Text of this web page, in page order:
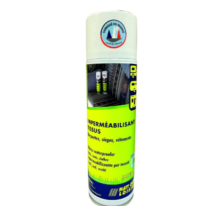
IMPERMEABILISANT
IMPERMEABILISANT TISSUS
Application facile par simple imprégnation des supports
et fibres textiles naturelles ou synthétiques. Action
rapide - Ne tache pas - Ne graisse pas.
Par son pouvoir hydrophobe, constitue une barrière
contre la pénétration des liquides à travers les tissus
Laisse les supports souples et perméables à l’air.